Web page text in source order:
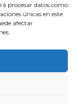
procesar datos como
únicas en este
afectar